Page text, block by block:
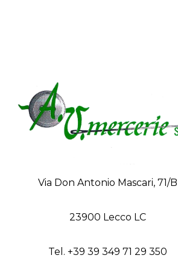
Via Don Antonio Mascari, 71/B
23900 Lecco LC
Tel. +39 39 349 71 29 350